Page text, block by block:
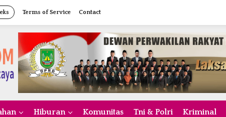
Terms of Service Contact
Hiburan Komunitas Tni & Polri Kriminal